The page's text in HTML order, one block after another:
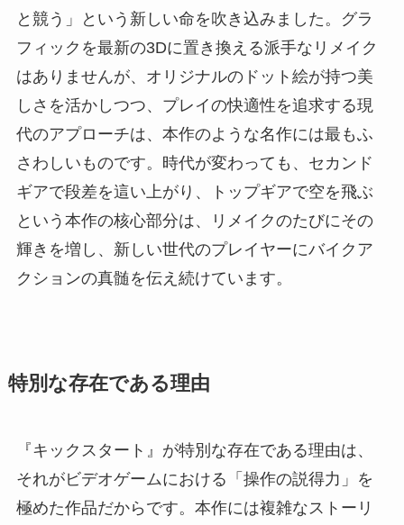
と競う」という新しい命を吹き込みました。グラ
フィックを最新の3Dに置き換える派手なリメイク
はありませんが、オリジナルのドット絵が持つ美
しさを活かしつつ、プレイの快適性を追求する現
代のアプローチは、本作のような名作には最もふ
さわしいものです。時代が変わっても、セカンド
ギアで段差を這い上がり、トップギアで空を飛ぶ
という本作の核心部分は、リメイクのたびにその
輝きを増し、新しい世代のプレイヤーにバイクア
クションの真髄を伝え続けています。
特別な存在である理由
『キックスタート』が特別な存在である理由は、
それがビデオゲームにおける「操作の説得力」を
極めた作品だからです。本作には複雑なストーリ